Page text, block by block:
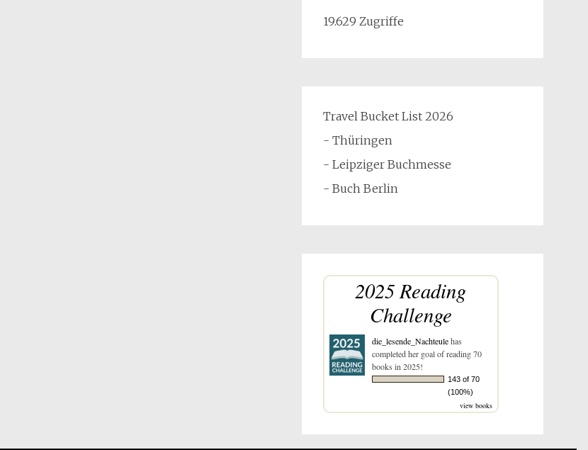
19.629 Zugriffe
Travel Bucket List 2026
- Thüringen
- Leipziger Buchmesse
- Buch Berlin
2025 Reading
Challenge
die_lesende_Nachteulehas
completed her goal of reading 70
books in 2025!
143 of 70
(100%)
view books